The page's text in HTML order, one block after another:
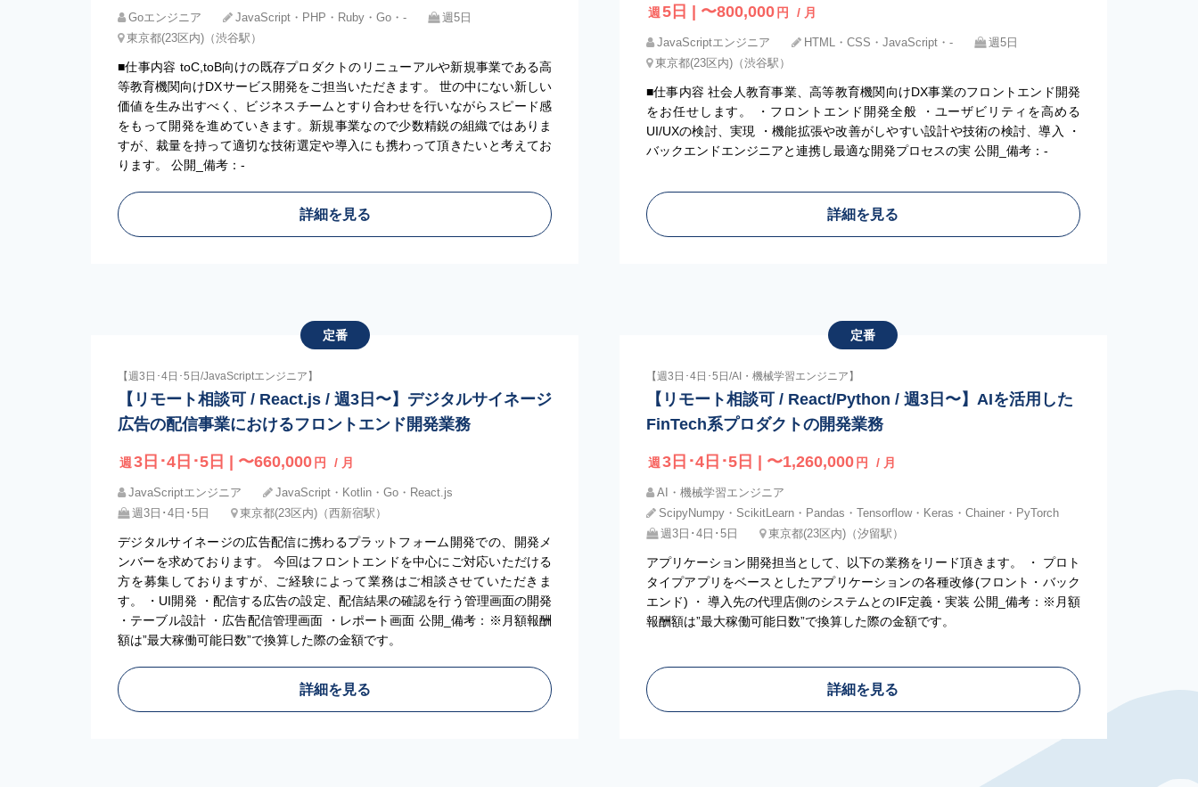
Goエンジニア JavaScript・PHP・Ruby・Go・‐
週5日
東京都(23区内)（渋谷駅）
■仕事内容 toC,toB向けの既存プロダクトのリニューアルや新規事業である高
等教育機関向けDXサービス開発をご担当いただきます。 世の中にない新しい
価値を生み出すべく、ビジネスチームとすり合わせを行いながらスピード感
をもって開発を進めていきます。新規事業なので少数精鋭の組織ではありま
すが、裁量を持って適切な技術選定や導入にも携わって頂きたいと考えてお
ります。 公開_備考：-
詳細を見る
週 5日 | 〜800,000 円 / 月
JavaScriptエンジニア HTML・CSS・JavaScript・‐
週5日
東京都(23区内)（渋谷駅）
■仕事内容 社会人教育事業、高等教育機関向けDX事業のフロントエンド開発
をお任せします。 ・フロントエンド開発全般 ・ユーザビリティを高める
UI/UXの検討、実現 ・機能拡張や改善がしやすい設計や技術の検討、導入 ・
バックエンドエンジニアと連携し最適な開発プロセスの実 公開_備考：-
詳細を見る
定番
【週3日･4日･5日/JavaScriptエンジニア】
【リモート相談可 / React.js / 週3日〜】デジタルサイネージ
広告の配信事業におけるフロントエンド開発業務
週 3日･4日･5日 | 〜660,000 円 / 月
JavaScriptエンジニア
JavaScript・Kotlin・Go・React.js
週3日･4日･5日
東京都(23区内)（西新宿駅）
デジタルサイネージの広告配信に携わるプラットフォーム開発での、開発メ
ンバーを求めております。 今回はフロントエンドを中心にご対応いただける
方を募集しておりますが、ご経験によって業務はご相談させていただきま
す。 ・UI開発 ・配信する広告の設定、配信結果の確認を行う管理画面の開発
・テーブル設計 ・広告配信管理画面 ・レポート画面 公開_備考：※月額報酬
額は”最大稼働可能日数”で換算した際の金額です。
詳細を見る
定番
【週3日･4日･5日/AI・機械学習エンジニア】
【リモート相談可 / React/Python / 週3日〜】AIを活用した
FinTech系プロダクトの開発業務
週 3日･4日･5日 | 〜1,260,000 円 / 月
AI・機械学習エンジニア
ScipyNumpy・ScikitLearn・Pandas・Tensorflow・Keras・Chainer・PyTorch
週3日･4日･5日
東京都(23区内)（汐留駅）
アプリケーション開発担当として、以下の業務をリード頂きます。 ・ プロト
タイプアプリをベースとしたアプリケーションの各種改修(フロント・バック
エンド) ・ 導入先の代理店側のシステムとのIF定義・実装 公開_備考：※月額
報酬額は”最大稼働可能日数”で換算した際の金額です。
詳細を見る